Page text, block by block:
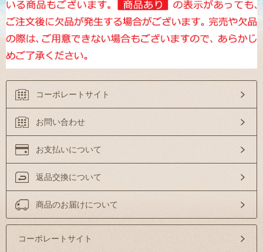
コーポレートサイト
お問い合わせ
お支払いについて
返品交換について
商品のお届けについて
コーポレートサイト